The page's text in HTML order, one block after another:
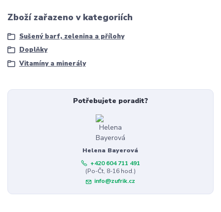
Zboží zařazeno v kategoriích
Sušený barf, zelenina a přílohy
Doplňky
Vitamíny a minerály
Potřebujete poradit?
Helena Bayerová
+420 604 711 491
(Po-Čt, 8-16 hod.)
info@zufrik.cz